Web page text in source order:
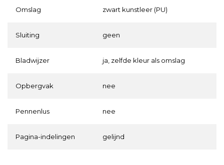
Omslag zwart kunstleer (PU)
Sluiting geen
Bladwijzer ja, zelfde kleur als omslag
Opbergvak nee
Pennenlus nee
Pagina-indelingen gelijnd